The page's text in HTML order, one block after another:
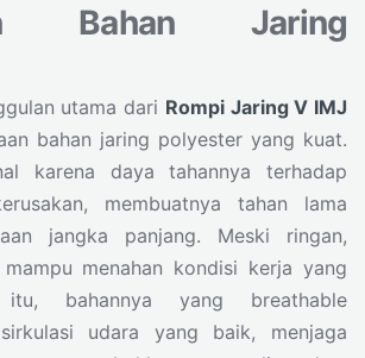
Bahan Jaring
utama dari Rompi Jaring V IMJ
bahan jaring polyester yang kuat.
karena daya tahannya terhadap
membuatnya tahan lama
jangka panjang. Meski ringan,
menahan kondisi kerja yang
bahannya yang breathable
udara yang baik, menjaga